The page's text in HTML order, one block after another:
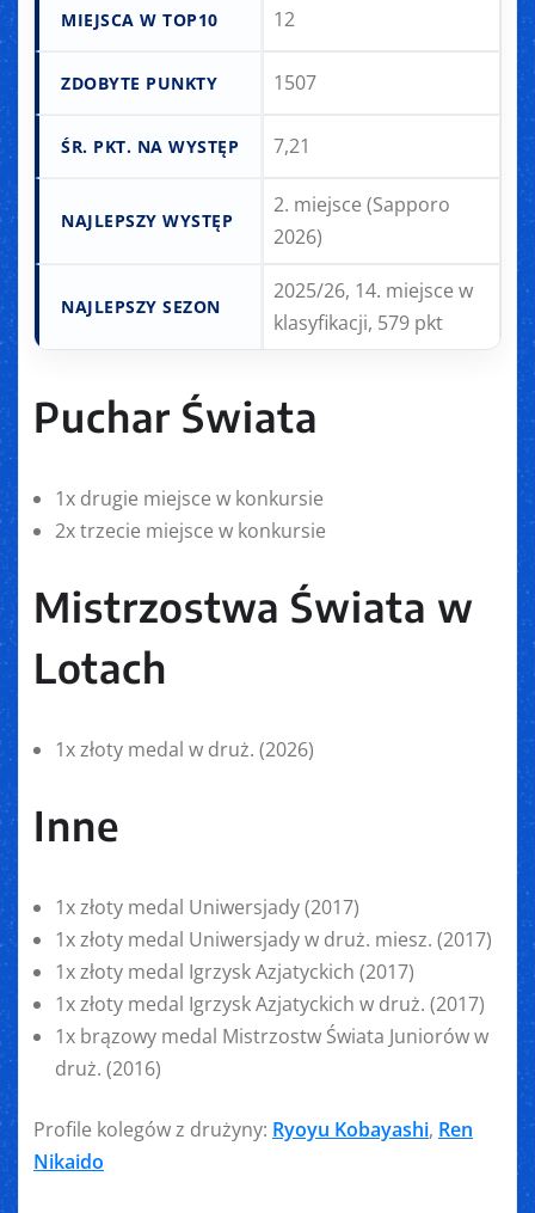
MIEJSCA W TOP10 12
ZDOBYTE PUNKTY 1507
ŚR. PKT. NA WYSTĘP 7,21
NAJLEPSZY WYSTĘP
2. miejsce (Sapporo
2026)
NAJLEPSZY SEZON
2025/26, 14. miejsce w
klasyfikacji, 579 pkt
Puchar Świata
1x drugie miejsce w konkursie
2x trzecie miejsce w konkursie
Mistrzostwa Świata w
Lotach
1x złoty medal w druż. (2026)
Inne
1x złoty medal Uniwersjady (2017)
1x złoty medal Uniwersjady w druż. miesz. (2017)
1x złoty medal Igrzysk Azjatyckich (2017)
1x złoty medal Igrzysk Azjatyckich w druż. (2017)
1x brązowy medal Mistrzostw Świata Juniorów w
druż. (2016)
Profile kolegów z drużyny: Ryoyu Kobayashi, Ren
Nikaido